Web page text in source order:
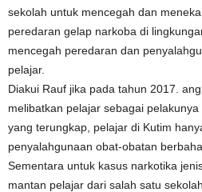
sekolah untuk mencegah dan
peredaran gelap narkoba di
mencegah peredaran dan
pelajar.
Diakui Rauf jika pada tahun 2017.
melibatkan pelajar sebagai
yang terungkap, pelajar di Kutim
penyalahgunaan obat-obatan
Sementara untuk kasus narkotika
mantan pelajar dari salah satu